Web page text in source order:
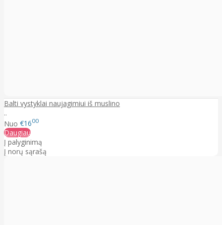
Balti vystyklai naujagimiui iš muslino
..
Nuo €1600
Daugiau
Į palyginimą
Į norų sąrašą